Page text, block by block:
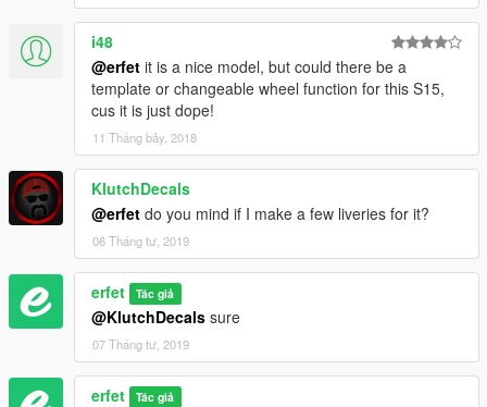
i48
@erfet it is a nice model, but could there be a
template or changeable wheel function for this S15,
cus it is just dope!
11 Tháng bảy, 2018
KlutchDecals
@erfet do you mind if I make a few liveries for it?
06 Tháng tư, 2019
erfet Tác giả
@KlutchDecals sure
07 Tháng tư, 2019
erfet Tác giả